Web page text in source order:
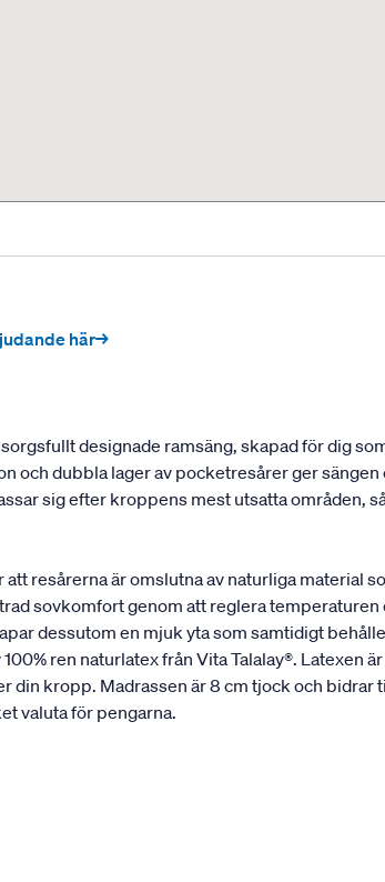
här→
designade ramsäng, skapad för dig
och dubbla lager av pocketresårer ger
sig efter kroppens mest utsatta områden,
resårerna är omslutna av naturliga
sovkomfort genom att reglera
dessutom en mjuk yta som samtidigt
ren naturlatex från Vita Talalay®.
din kropp. Madrassen är 8 cm tjock och
valuta för pengarna.